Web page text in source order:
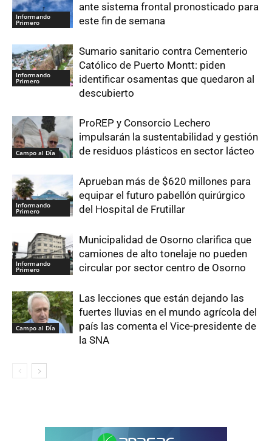
Informando
Primero
ante sistema frontal pronosticado para
este fin de semana
Informando
Primero
Sumario sanitario contra Cementerio
Católico de Puerto Montt: piden
identificar osamentas que quedaron al
descubierto
Campo al Día
ProREP y Consorcio Lechero
impulsarán la sustentabilidad y gestión
de residuos plásticos en sector lácteo
Informando
Primero
Aprueban más de $620 millones para
equipar el futuro pabellón quirúrgico
del Hospital de Frutillar
Informando
Primero
Municipalidad de Osorno clarifica que
camiones de alto tonelaje no pueden
circular por sector centro de Osorno
Campo al Día
Las lecciones que están dejando las
fuertes lluvias en el mundo agrícola del
país las comenta el Vice-presidente de
la SNA